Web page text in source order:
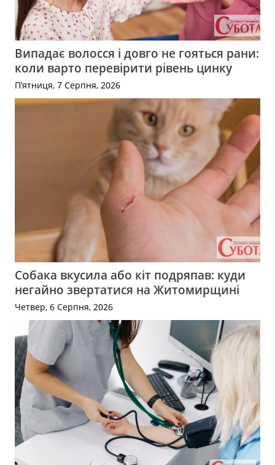
Випадає волосся і довго не гояться рани:
коли варто перевірити рівень цинку
П’ятниця, 7 Серпня, 2026
Собака вкусила або кіт подряпав: куди
негайно звертатися на Житомирщині
Четвер, 6 Серпня, 2026